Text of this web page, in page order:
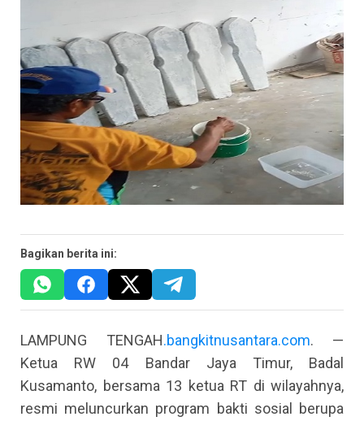
Bagikan berita ini:
LAMPUNG TENGAH.bangkitnusantara.com. —
Ketua RW 04 Bandar Jaya Timur, Badal
Kusamanto, bersama 13 ketua RT di wilayahnya,
resmi meluncurkan program bakti sosial berupa